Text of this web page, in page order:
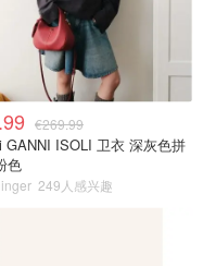
€269.99
GANNI ISOLI 卫衣 深灰色拼
色
249人感兴趣